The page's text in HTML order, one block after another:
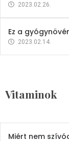
2023.02.26.
Ez a
2023.02.14.
Vitaminok
Vitaminok
Mindent a
2023.02.27.
Miért nem